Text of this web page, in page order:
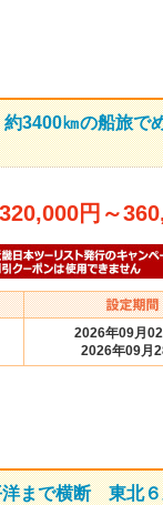
3400㎞の船旅で
320,000円 ～
2026年09月
2026年09月
まで横断 東北６